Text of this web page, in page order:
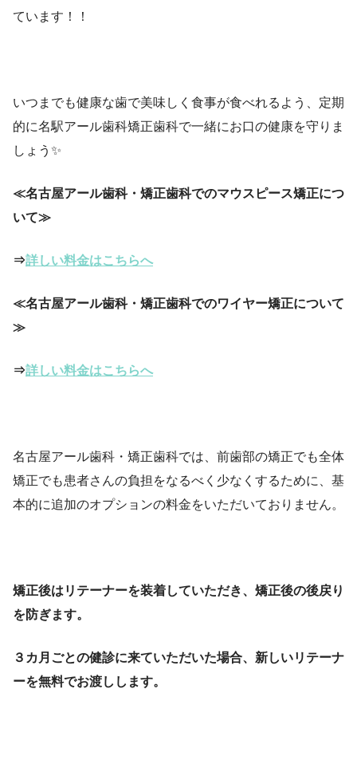
ています！！
いつまでも健康な歯で美味しく食事が食べれるよう、定期
的に名駅アール歯科矯正歯科で一緒にお口の健康を守りま
しょう✨
≪名古屋アール歯科・矯正歯科でのマウスピース矯正につ
いて≫
⇒詳しい料金はこちらへ
≪名古屋アール歯科・矯正歯科でのワイヤー矯正について
≫
⇒詳しい料金はこちらへ
名古屋アール歯科・矯正歯科では、前歯部の矯正でも全体
矯正でも患者さんの負担をなるべく少なくするために、基
本的に追加のオプションの料金をいただいておりません。
矯正後はリテーナーを装着していただき、矯正後の後戻り
を防ぎます。
３カ月ごとの健診に来ていただいた場合、新しいリテーナ
ーを無料でお渡しします。